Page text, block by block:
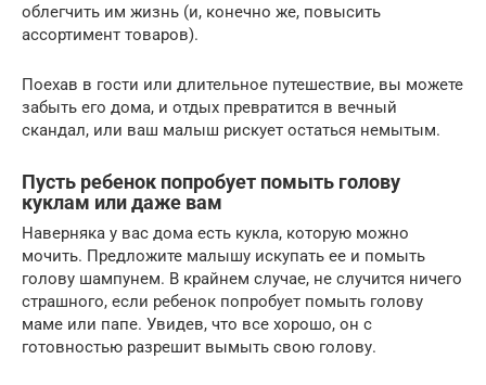
облегчить им жизнь (и, конечно же, повысить
ассортимент товаров).
Поехав в гости или длительное путешествие, вы можете
забыть его дома, и отдых превратится в вечный
скандал, или ваш малыш рискует остаться немытым.
Пусть ребенок попробует помыть голову
куклам или даже вам
Наверняка у вас дома есть кукла, которую можно
мочить. Предложите малышу искупать ее и помыть
голову шампунем. В крайнем случае, не случится ничего
страшного, если ребенок попробует помыть голову
маме или папе. Увидев, что все хорошо, он с
готовностью разрешит вымыть свою голову.